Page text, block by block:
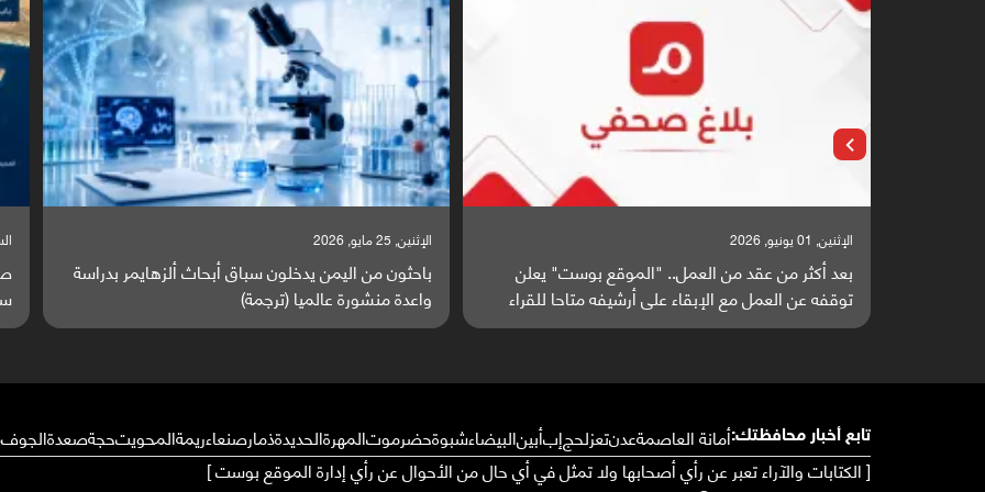
متاحا للقراء
الإثنين, 25 مايو, 2026
باحثون من اليمن يدخلون سباق أبحاث ألزهايمر بدراسة
واعدة منشورة عالميا (ترجمة)
السبت, 23 مايو, 2026
صراع دولي يتصاعد قرب اليمن والبحر الأحمر يتحول
ساحة مواجهة عالمية (ترجمة)
تابع أخبار محافظتك:أمانة العاصمةعدنتعزلحجإبأبينالبيضاءشبوةحضرموتالمهرةالحديدةذمارصنعاءريمةالمحويتحجةصعدةالجوف
[ الكتابات والآراء تعبر عن رأي أصحابها ولا تمثل في أي حال من الأحوال عن رأي إدارة الموقع بوست ]